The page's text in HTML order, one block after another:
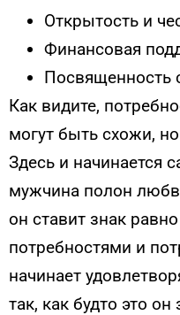
Открытость и
Финансовая
Посвященность
Как видите,
могут быть схожи,
Здесь и начинается
мужчина полон
он ставит знак
потребностями и
начинает
так, как будто это он